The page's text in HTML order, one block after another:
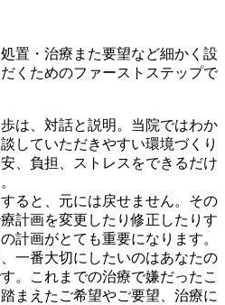
置・治療また要望など細かく設
くためのファーストステップで
は、対話と説明。当院ではわか
していただきやすい環境づくり
、負担、ストレスをできるだけ
ると、元には戻せません。その
計画を変更したり修正したりす
計画がとても重要になります。
一番大切にしたいのはあなたの
。これまでの治療で嫌だったこ
まえたご希望やご要望、治療に